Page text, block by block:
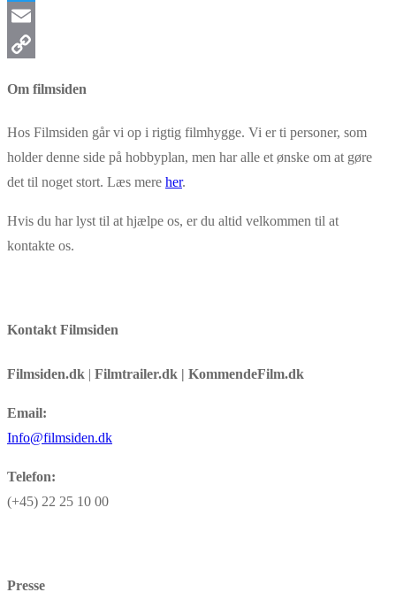
Twitter
Email
Om filmsiden
Hos Filmsiden går vi op i rigtig filmhygge. Vi er ti personer, som
holder denne side på hobbyplan, men har alle et ønske om at gøre
det til noget stort. Læs mere her.
Hvis du har lyst til at hjælpe os, er du altid velkommen til at
kontakte os.
Kontakt Filmsiden
Filmsiden.dk | Filmtrailer.dk | KommendeFilm.dk
Email:
Info@filmsiden.dk
Telefon:
(+45) 22 25 10 00
Presse